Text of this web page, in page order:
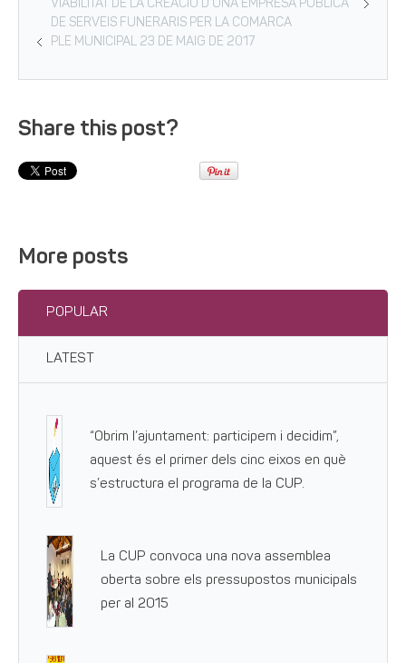
VIABILITAT DE LA CREACIÓ D’UNA EMPRESA PÚBLICA
DE SERVEIS FUNERARIS PER LA COMARCA
PLE MUNICIPAL 23 DE MAIG DE 2017
Share this post?
More posts
POPULAR
LATEST
“Obrim l’ajuntament: participem i decidim”,
aquest és el primer dels cinc eixos en què
s’estructura el programa de la CUP.
La CUP convoca una nova assemblea
oberta sobre els pressupostos municipals
per al 2015